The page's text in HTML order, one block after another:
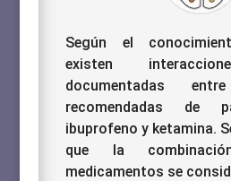
Según el
existen
documentadas
recomendadas de
ibuprofeno y ketamina.
que la
medicamentos se